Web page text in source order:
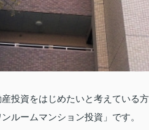
投資をはじめたいと考えている
ルームマンション投資」です。